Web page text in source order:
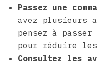
Passez une
avez plusieurs
pensez à passer
pour réduire
Consultez les